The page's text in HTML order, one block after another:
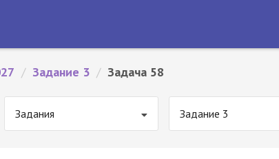
/ Задание 3 / Задача 58
Задания Задание 3